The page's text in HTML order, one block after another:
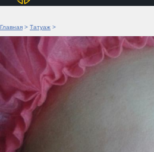
Главная > Татуаж >